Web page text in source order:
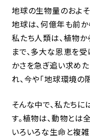
地球の生物量のおよ
地球は、何億年も前か
私たち人類は、植物から
まで、多大な恩恵を受
かさを急ぎ追い求め
れ、今や「地球環境の
そんな中で、私たち
す。植物は、動物とは
いろいろな生命と複